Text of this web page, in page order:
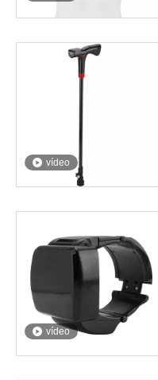
vídeo
vídeo